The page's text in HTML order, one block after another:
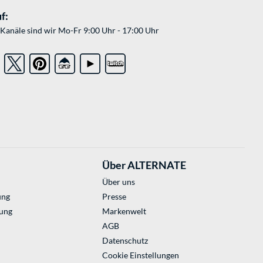
sind wir Mo-Fr 9:00 Uhr - 17:00 Uhr
Über ALTERNATE
Über uns
Presse
Markenwelt
AGB
Datenschutz
Cookie Einstellungen